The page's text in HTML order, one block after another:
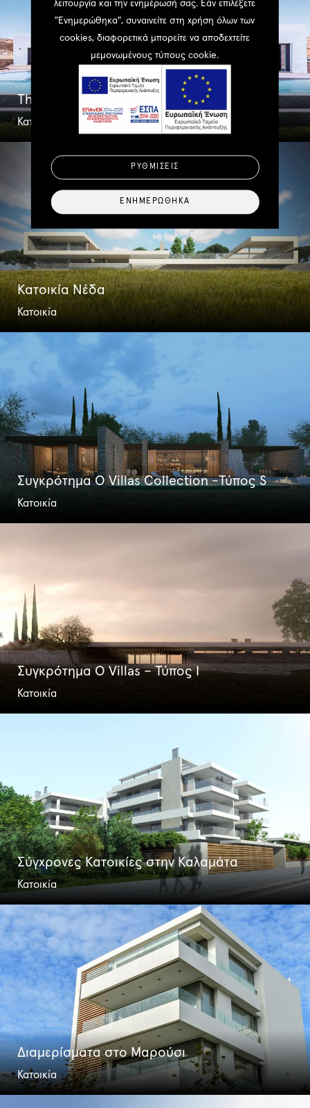
The White Cube
Κατοικία
Κατοικία Νέδα
Κατοικία
Συγκρότημα O Villas Collection -Τύπος S
Κατοικία
Συγκρότημα O Villas – Τύπος I
Κατοικία
Σύγχρονες Κατοικίες στην Καλαμάτα
Κατοικία
Διαμερίσματα στο Μαρούσι
Κατοικία
λειτουργία και την ενημέρωσή σας. Εάν επιλέξετε
"Ενημερώθηκα", συναινείτε στη χρήση όλων των
cookies, διαφορετικά μπορείτε να αποδεχτείτε
μεμονωμένους τύπους cookie.
ΡΥΘΜΊΣΕΙΣ
ΕΝΗΜΕΡΏΘΗΚΑ